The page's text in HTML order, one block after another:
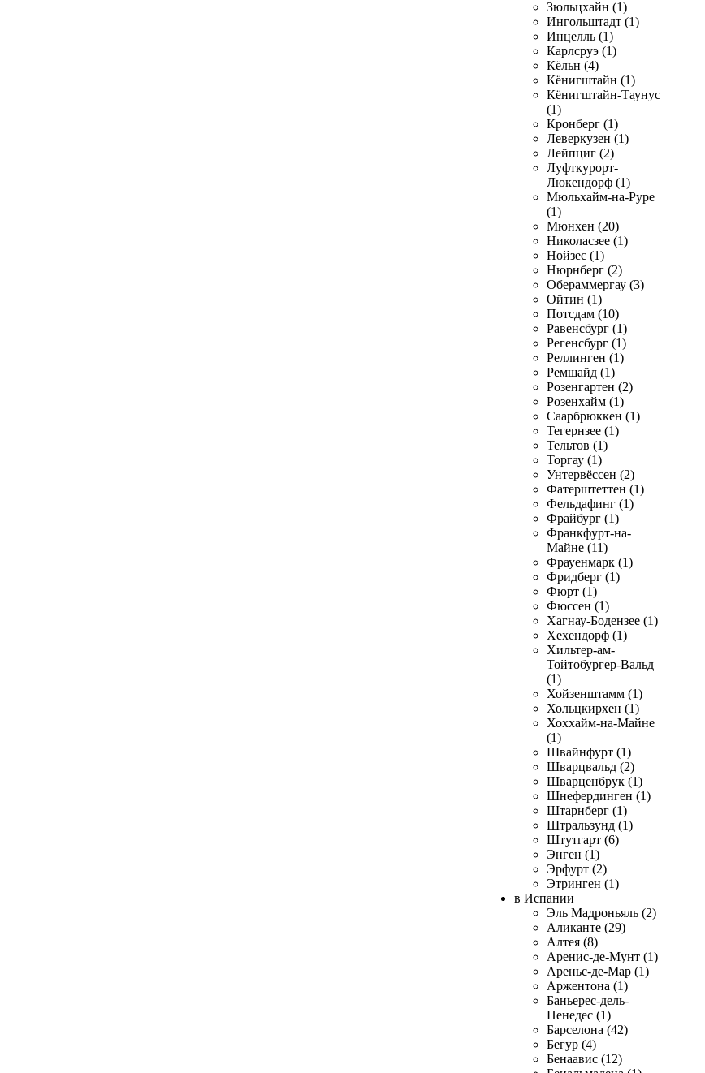
Зюльцхайн (1)
Ингольштадт (1)
Инцелль (1)
Карлсруэ (1)
Кёльн (4)
Кёнигштайн (1)
Кёнигштайн-Таунус
(1)
Кронберг (1)
Леверкузен (1)
Лейпциг (2)
Луфткурорт-
Люкендорф (1)
Мюльхайм-на-Руре
(1)
Мюнхен (20)
Николасзее (1)
Нойзес (1)
Нюрнберг (2)
Обераммергау (3)
Ойтин (1)
Потсдам (10)
Равенсбург (1)
Регенсбург (1)
Реллинген (1)
Ремшайд (1)
Розенгартен (2)
Розенхайм (1)
Саарбрюккен (1)
Тегернзее (1)
Тельтов (1)
Торгау (1)
Унтервёссен (2)
Фатерштеттен (1)
Фельдафинг (1)
Фрайбург (1)
Франкфурт-на-
Майне (11)
Фрауенмарк (1)
Фридберг (1)
Фюрт (1)
Фюссен (1)
Хагнау-Бодензее (1)
Хехендорф (1)
Хильтер-ам-
Тойтобургер-Вальд
(1)
Хойзенштамм (1)
Хольцкирхен (1)
Хоххайм-на-Майне
(1)
Швайнфурт (1)
Шварцвальд (2)
Шварценбрук (1)
Шнефердинген (1)
Штарнберг (1)
Штральзунд (1)
Штутгарт (6)
Энген (1)
Эрфурт (2)
Этринген (1)
в Испании
Эль Мадроньяль (2)
Аликанте (29)
Алтея (8)
Аренис-де-Мунт (1)
Ареньс-де-Мар (1)
Аржентона (1)
Баньерес-дель-
Пенедес (1)
Барселона (42)
Бегур (4)
Бенаавис (12)